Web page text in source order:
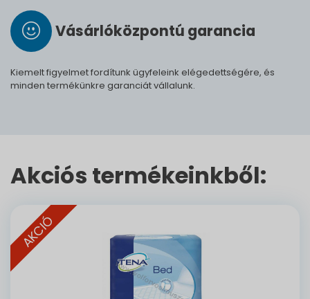
Vásárló­köz­pontú ga­ran­cia
Kiemelt figyelmet fordítunk ügyfeleink elégedettségére, és
minden termékünkre garanciát vállalunk.
Akciós termékeinkből:
AKCIÓ